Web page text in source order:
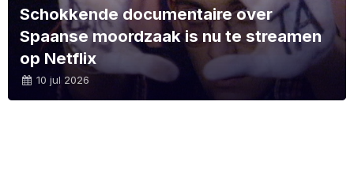
Schokkende documentaire over
Spaanse moordzaak is nu te streamen
op Netflix
10 jul 2026